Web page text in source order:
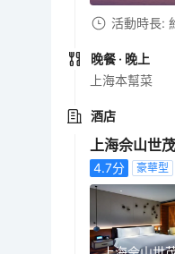
活動時長:
晚餐 · 晚上
上海本幫菜
酒店
上海佘山世
4.7分 豪華型